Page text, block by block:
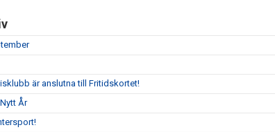
är anslutna till Fritidskortet!
År